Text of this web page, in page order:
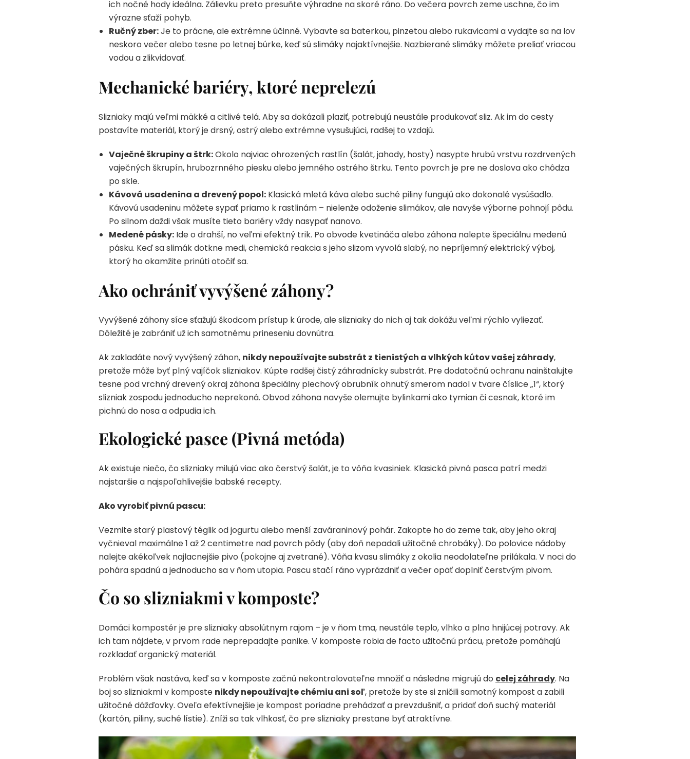
ich nočné hody ideálna. Zálievku preto presuňte výhradne na skoré ráno. Do večera povrch zeme uschne, čo im
výrazne sťaží pohyb.
Ručný zber:Je to prácne, ale extrémne účinné. Vybavte sa baterkou, pinzetou alebo rukavicami a vydajte sa na lov
neskoro večer alebo tesne po letnej búrke, keď sú slimáky najaktívnejšie. Nazbierané slimáky môžete preliať vriacou
vodou a zlikvidovať.
Mechanické bariéry, ktoré neprelezú
Slizniaky majú veľmi mäkké a citlivé telá. Aby sa dokázali plaziť, potrebujú neustále produkovať sliz. Ak im do cesty
postavíte materiál, ktorý je drsný, ostrý alebo extrémne vysušujúci, radšej to vzdajú.
Vaječné škrupiny a štrk:Okolo najviac ohrozených rastlín (šalát, jahody, hosty) nasypte hrubú vrstvu rozdrvených
vaječných škrupín, hrubozrnného piesku alebo jemného ostrého štrku. Tento povrch je pre ne doslova ako chôdza
po skle.
Kávová usadenina a drevený popol: Klasická mletá káva alebo suché piliny fungujú ako dokonalé vysúšadlo.
Kávovú usadeninu môžete sypať priamo k rastlinám – nielenže odoženie slimákov, ale navyše výborne pohnojí pôdu.
Po silnom daždi však musíte tieto bariéry vždy nasypať nanovo.
Medené pásky: Ide o drahší, no veľmi efektný trik. Po obvode kvetináča alebo záhona nalepte špeciálnu medenú
pásku. Keď sa slimák dotkne medi, chemická reakcia s jeho slizom vyvolá slabý, no nepríjemný elektrický výboj,
ktorý ho okamžite prinúti otočiť sa.
Ako ochrániť vyvýšené záhony?
Vyvýšené záhony síce sťažujú škodcom prístup k úrode, ale slizniaky do nich aj tak dokážu veľmi rýchlo vyliezať.
Dôležité je zabrániť už ich samotnému prineseniu dovnútra.
Ak zakladáte nový vyvýšený záhon, nikdy nepoužívajte substrát z tienistých a vlhkých kútov vašej záhrady,
pretože môže byť plný vajíčok slizniakov. Kúpte radšej čistý záhradnícky substrát. Pre dodatočnú ochranu nainštalujte
tesne pod vrchný drevený okraj záhona špeciálny plechový obrubník ohnutý smerom nadol v tvare číslice „1“, ktorý
slizniak zospodu jednoducho neprekoná. Obvod záhona navyše olemujte bylinkami ako tymian či cesnak, ktoré im
pichnú do nosa a odpudia ich.
Ekologické pasce (Pivná metóda)
Ak existuje niečo, čo slizniaky milujú viac ako čerstvý šalát, je to vôňa kvasiniek. Klasická pivná pasca patrí medzi
najstaršie a najspoľahlivejšie babské recepty.
Ako vyrobiť pivnú pascu:
Vezmite starý plastový téglik od jogurtu alebo menší zaváraninový pohár. Zakopte ho do zeme tak, aby jeho okraj
vyčnieval maximálne 1 až 2 centimetre nad povrch pôdy (aby doň nepadali užitočné chrobáky). Do polovice nádoby
nalejte akékoľvek najlacnejšie pivo (pokojne aj zvetrané). Vôňa kvasu slimáky z okolia neodolateľne prilákala. V noci do
pohára spadnú a jednoducho sa v ňom utopia. Pascu stačí ráno vyprázdniť a večer opäť doplniť čerstvým pivom.
Čo so slizniakmi v komposte?
Domáci kompostér je pre slizniaky absolútnym rajom – je v ňom tma, neustále teplo, vlhko a plno hnijúcej potravy. Ak
ich tam nájdete, v prvom rade neprepadajte panike. V komposte robia de facto užitočnú prácu, pretože pomáhajú
rozkladať organický materiál.
Problém však nastáva, keď sa v komposte začnú nekontrolovateľne množiť a následne migrujú do celej záhrady. Na
boj so slizniakmi v komposte nikdy nepoužívajte chémiu ani soľ, pretože by ste si zničili samotný kompost a zabili
užitočné dážďovky. Oveľa efektívnejšie je kompost poriadne prehádzať a prevzdušniť, a pridať doň suchý materiál
(kartón, piliny, suché lístie). Zníži sa tak vlhkosť, čo pre slizniaky prestane byť atraktívne.